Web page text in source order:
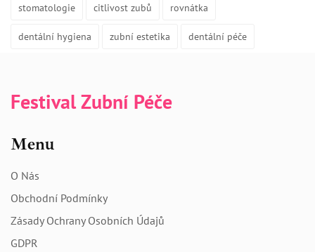
stomatologie citlivost zubů rovnátka
dentální hygiena zubní estetika dentální péče
Festival Zubní Péče
Menu
O Nás
Obchodní Podmínky
Zásady Ochrany Osobních Údajů
GDPR